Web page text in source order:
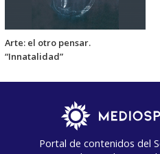
Arte: el otro pensar.
“Innatalidad”
Portal de contenidos del